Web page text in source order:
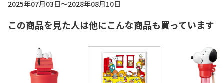
2025年07月03日～2028年08月10日
この商品を見た人は他にこんな商品も買っています